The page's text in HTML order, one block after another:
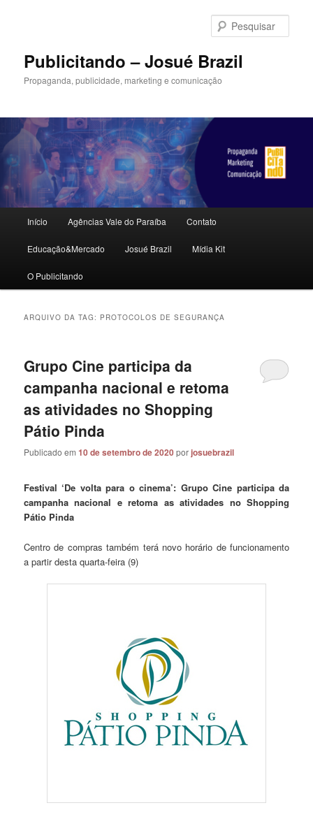
principal
secundárioPublicitando – Josué Brazil
Propaganda, publicidade, marketing e comunicação
principal
Início Agências Vale do Paraíba Contato
Educação&Mercado Josué Brazil Mídia Kit
O Publicitando
ARQUIVO DA TAG: PROTOCOLOS DE SEGURANÇA
Grupo Cine participa da
campanha nacional e retoma
as atividades no Shopping
Pátio Pinda
Publicado em10 de setembro de 2020porjosuebrazil
Festival ‘De volta para o cinema’: Grupo Cine participa da
campanha nacional e retoma as atividades no Shopping
Pátio Pinda
Centro de compras também terá novo horário de funcionamento
a partir desta quarta-feira (9)